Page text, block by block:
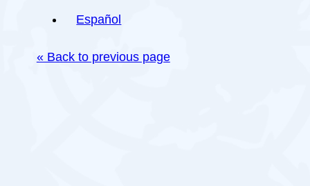
Español
« Back to previous page